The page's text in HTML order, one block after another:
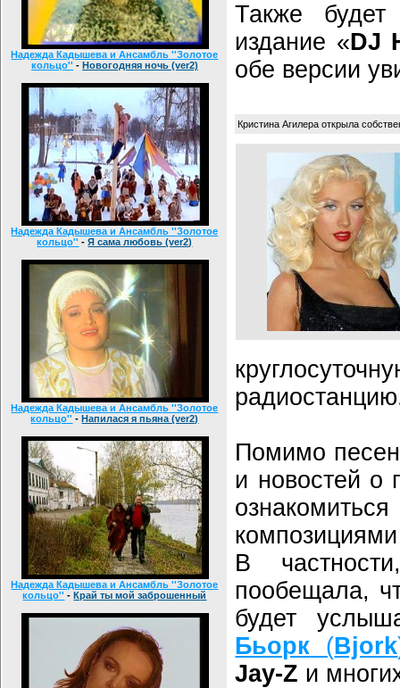
Надежда Кадышева и Ансамбль ''Золотое
кольцо'' - Новогодняя ночь (ver2)
Надежда Кадышева и Ансамбль ''Золотое
кольцо'' -Я сама любовь (ver2)
Надежда Кадышева и Ансамбль ''Золотое
кольцо'' -Напилася я пьяна (ver2)
Надежда Кадышева и Ансамбль ''Золотое
кольцо'' -Край ты мой заброшенный
Также
издание «DJ
обе версии
Кристина Агилера открыла
Помимо
и новостей о
В
пообещала,
будет
Бьорк (Bjork
Jay-Z и